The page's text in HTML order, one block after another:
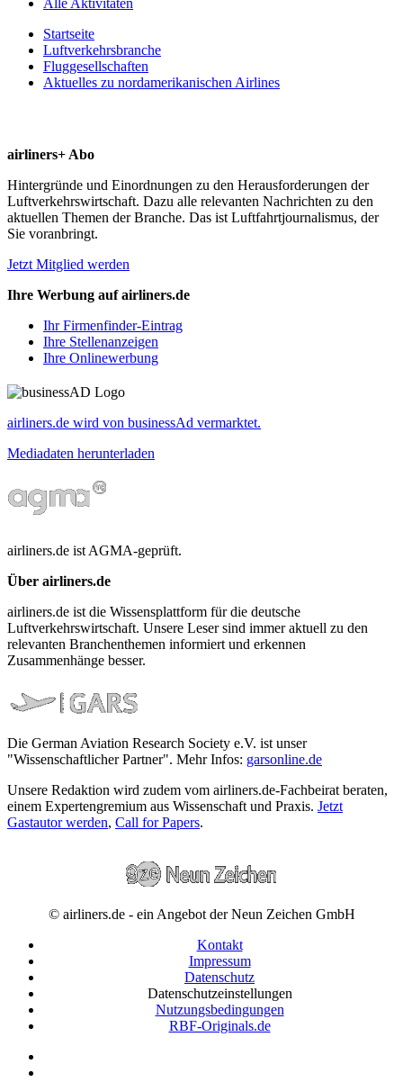
Startseite
Luftverkehrsbranche
Fluggesellschaften
Aktuelles zu nordamerikanischen Airlines
airliners+ Abo
Hintergründe und Einordnungen zu den Herausforderungen der
Luftverkehrswirtschaft. Dazu alle relevanten Nachrichten zu den
aktuellen Themen der Branche. Das ist Luftfahrtjournalismus, der
Sie voranbringt.
Jetzt Mitglied werden
Ihre Werbung auf airliners.de
Ihr Firmenfinder-Eintrag
Ihre Stellenanzeigen
Ihre Onlinewerbung
airliners.de wird von businessAd vermarktet.
Mediadaten herunterladen
airliners.de ist AGMA-geprüft.
Über airliners.de
airliners.de ist die Wissensplattform für die deutsche
Luftverkehrswirtschaft. Unsere Leser sind immer aktuell zu den
relevanten Branchenthemen informiert und erkennen
Zusammenhänge besser.
Die German Aviation Research Society e.V. ist unser
"Wissenschaftlicher Partner". Mehr Infos: garsonline.de
Unsere Redaktion wird zudem vom airliners.de-Fachbeirat beraten,
einem Expertengremium aus Wissenschaft und Praxis. Jetzt
Gastautor werden, Call for Papers.
© airliners.de - ein Angebot der Neun Zeichen GmbH
Kontakt
Impressum
Datenschutz
Datenschutzeinstellungen
Nutzungsbedingungen
RBF-Originals.de